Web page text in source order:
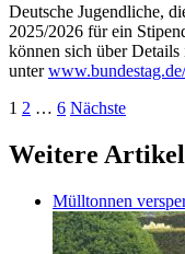
Deutsche Jugendliche,
2025/2026 für ein
können sich über Details
unter
der
Beiträge
1 2 … 6 Nächste
Weitere Artikel
Mülltonnen